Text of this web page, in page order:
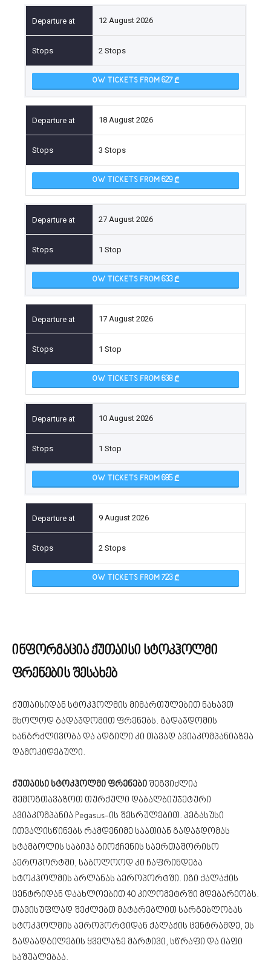
12 August 2026
2 Stops
OW TICKETS FROM 627
18 August 2026
3 Stops
OW TICKETS FROM 629
27 August 2026
1 Stop
OW TICKETS FROM 633
17 August 2026
1 Stop
OW TICKETS FROM 638
10 August 2026
1 Stop
OW TICKETS FROM 685
9 August 2026
2 Stops
OW TICKETS FROM 723
ინფორმაცია ქუთაისი სტოკჰოლმი
ფრენების შესახებ
ქუთაისიდან სტოკჰოლმის მიმართულებით ნახავთ
მხოლოდ გადაჯდომით ფრენებს. გადაჯდომის
ხანგრძლივობა და ადგილი კი თავად ავიაკომპანიაზეა
დამოკიდებული.
ქუთაისი სტოკჰოლმი ფრენები შეგვიძლია
შემოგთავაზოთ თურქული დაბალბიუჯეტური
ავიაკომპანია Pegasus-ის შესრულებით. პეგასუსი
ითვალისწინებს რამდენიმე საათიან გადაჯდომას
სტამბოლის საბიჰა გიოქჩენის საერთაშორისო
აეროპორტში, საბოლოოდ კი ჩაფრინდება
სტოკჰოლმის არლანას აეროპორტში. იგი ქალაქის
ცენტრიდან დაახლოებით 40 კილომეტრში მდებარეობს.
თავისუფლად შეძლებთ მატარებლით სარგებლობას
სტოკჰოლმის აეროპორტიდან ქალაქის ცენტრამდე, ეს
გადაადგილების ყველაზე მარტივი, სწრაფი და იაფი
საშუალებაა.